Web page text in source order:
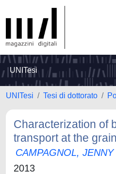
UNITesi
UNITesi Tesi di dottorato
Characterization of
transport at the
CAMPAGNOL, JENNY
2013